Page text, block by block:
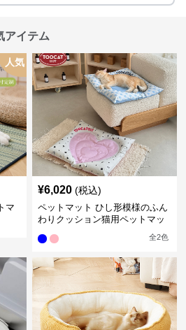
アイテム
人気
マ
¥6,020 (税込)
ペットマット ひし形模様のふん
わりクッション猫用ペットマッ
全2色